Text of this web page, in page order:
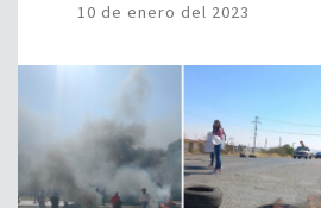
10 de enero del 2023